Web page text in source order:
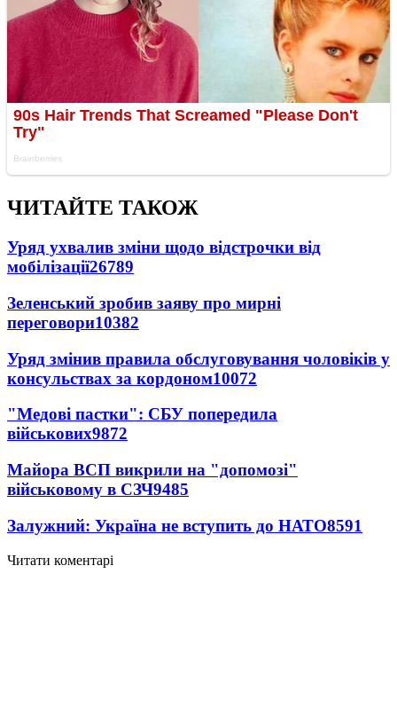
ЧИТАЙТЕ ТАКОЖ
Уряд ухвалив зміни щодо відстрочки від
мобілізації26789
Зеленський зробив заяву про мирні
переговори10382
Уряд змінив правила обслуговування чоловіків у
консульствах за кордоном10072
"Медові пастки": СБУ попередила
військових9872
Майора ВСП викрили на "допомозі"
військовому в СЗЧ9485
Залужний: Україна не вступить до НАТО8591
Читати коментарі